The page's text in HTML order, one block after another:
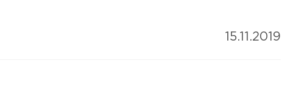
15.11.2019